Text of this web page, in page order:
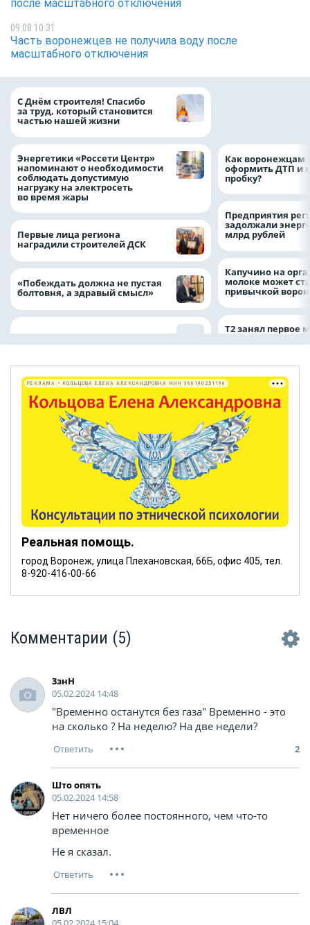
после масштабного отключения
09.08 10:31
Часть воронежцев не получила воду после
масштабного отключения
С Днём строителя! Спасибо
за труд, который становится
частью нашей жизни
Энергетики «Россети Центр»
напоминают о необходимости
соблюдать допустимую
нагрузку на электросеть
во время жары
Первые лица региона
наградили строителей ДСК
«Побеждать должна не пустая
болтовня, а здравый смысл»
Как воронежцам
оформить ДТП и
пробку?
Предприятия
задолжали
млрд рублей
Капучино на
молоке может
привычкой
Т2 занял первое
Реальная помощь.
город Воронеж, улица Плехановская, 66Б, офис 405, тел.
8-920-416-00-66
РЕКЛАМА • КОЛЬЦОВА ЕЛЕНА АЛЕКСАНДРОВНА ИНН 366100251196
Комментарии (5)
3знН
05.02.2024 14:48
"Временно останутся без газа" Временно - это
на сколько ? На неделю? На две недели?
2
Што опять
05.02.2024 14:58
Нет ничего более постоянного, чем что-то
временное
Не я сказал.
ЛВЛ